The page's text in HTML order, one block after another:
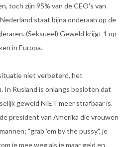
toch zijn 95% van de CEO's van
staat bijna onderaan op de
(Seksueel) Geweld krijgt 1 op
in Europa.
niet verbeterd, het
In Rusland is onlangs besloten dat
geweld NIET meer strafbaar is.
president van Amerika die vrouwen
"grab 'em by the pussy", je
je mee weg als je maar geld en